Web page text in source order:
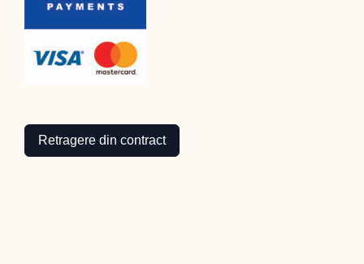
Retragere din contract